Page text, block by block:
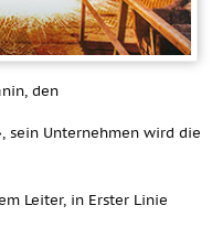
den
sein Unternehmen wird die
Leiter, in Erster Linie